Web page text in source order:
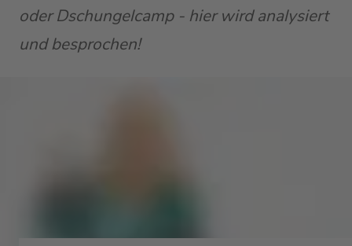
oder Dschungelcamp - hier wird analysiert
und besprochen!